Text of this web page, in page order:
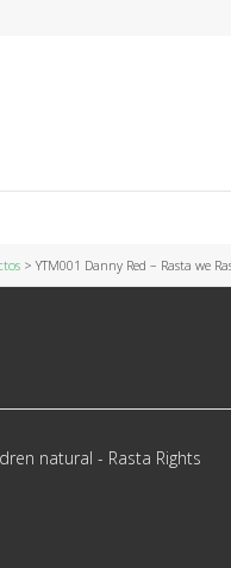
>YTM001 Danny Red – Rasta we
natural - Rasta Rights